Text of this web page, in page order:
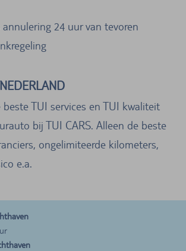
annulering 24 uur van tevoren
beste TUI services en TUI kwaliteit
bij TUI CARS. Alleen de beste
ongelimiteerde kilometers,
e.a.